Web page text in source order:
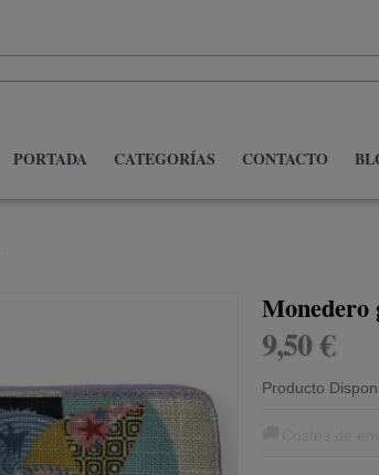
PORTADA CATEGORÍAS CONTACTO
Monedero
9,50 €
Producto